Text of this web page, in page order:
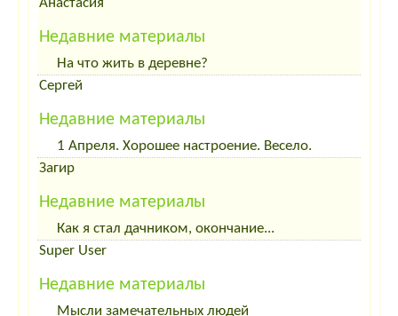
Недавние материалы
На что жить в деревне?
Сергей
Недавние материалы
1 Апреля. Хорошее настроение. Весело.
Загир
Недавние материалы
Как я стал дачником, окончание...
Super User
Недавние материалы
Мысли замечательных людей